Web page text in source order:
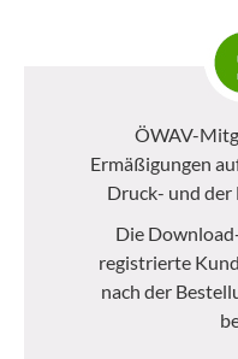
ÖWAV-
Ermäßigungen
Druck- und
Die
registrierte
nach der